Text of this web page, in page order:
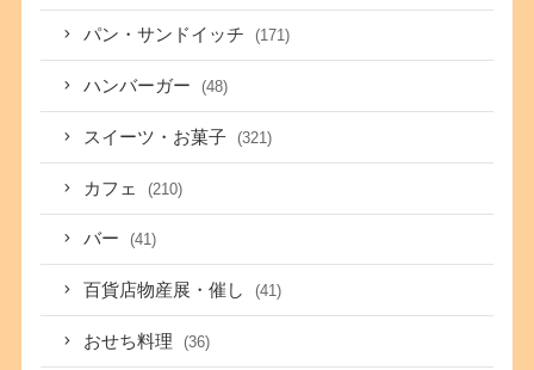
パン・サンドイッチ (171)
ハンバーガー (48)
スイーツ・お菓子 (321)
カフェ (210)
バー (41)
百貨店物産展・催し (41)
おせち料理 (36)